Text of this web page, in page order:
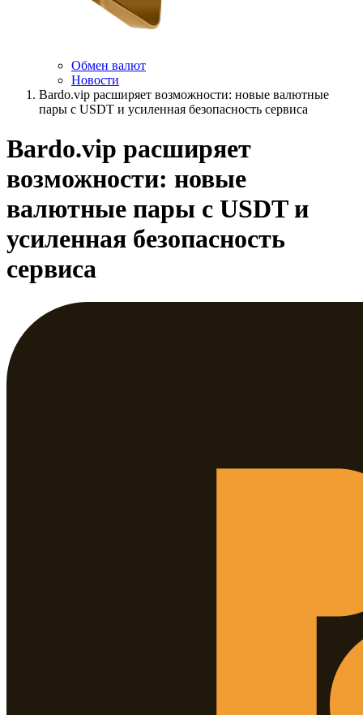
Обмен валют
Новости
Bardo.vip расширяет возможности: новые валютные
пары с USDT и усиленная безопасность сервиса
Bardo.vip расширяет
возможности: новые
валютные пары с USDT и
усиленная безопасность
сервиса